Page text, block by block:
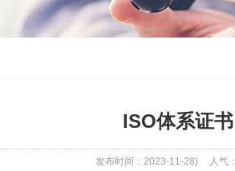
ISO体系证书
发布时间：2023-11-28} 人气：